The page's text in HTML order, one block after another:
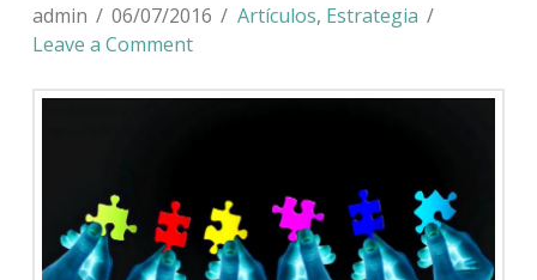
admin 06/07/2016 Artículos, Estrategia
Leave a Comment